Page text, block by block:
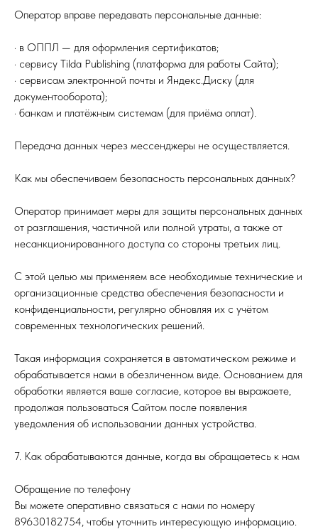
Оператор вправе передавать персональные данные:
· в ОППЛ — для оформления сертификатов;
· сервису Tilda Publishing (платформа для работы Сайта);
· сервисам электронной почты и Яндекс.Диску (для
документооборота);
· банкам и платёжным системам (для приёма оплат).
Передача данных через мессенджеры не осуществляется.
Как мы обеспечиваем безопасность персональных данных?
Оператор принимает меры для защиты персональных данных
от разглашения, частичной или полной утраты, а также от
несанкционированного доступа со стороны третьих лиц.
С этой целью мы применяем все необходимые технические и
организационные средства обеспечения безопасности и
конфиденциальности, регулярно обновляя их с учётом
современных технологических решений.
Такая информация сохраняется в автоматическом режиме и
обрабатывается нами в обезличенном виде. Основанием для
обработки является ваше согласие, которое вы выражаете,
продолжая пользоваться Сайтом после появления
уведомления об использовании данных устройства.
7. Как обрабатываются данные, когда вы обращаетесь к нам
Обращение по телефону
Вы можете оперативно связаться с нами по номеру
89630182754, чтобы уточнить интересующую информацию.